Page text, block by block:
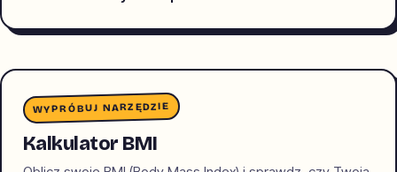
WYPRÓBUJ NARZĘDZIE
Kalkulator BMI